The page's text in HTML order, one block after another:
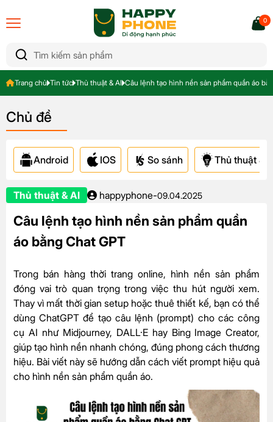
0
Trang chủ Tin tức Thủ thuật & AI Câu lệnh tạo hình nền sản phẩm quần áo
Chủ đề
Android IOS So sánh Thủ thuật &
Thủ thuật & AI happyphone-09.04.2025
Câu lệnh tạo hình nền sản phẩm quần
áo bằng Chat GPT
Trong bán hàng thời trang online, hình nền sản phẩm
đóng vai trò quan trọng trong việc thu hút người xem.
Thay vì mất thời gian setup hoặc thuê thiết kế, bạn có thể
dùng ChatGPT để tạo câu lệnh (prompt) cho các công
cụ AI như Midjourney, DALL·E hay Bing Image Creator,
giúp tạo hình nền nhanh chóng, đúng phong cách thương
hiệu. Bài viết này sẽ hướng dẫn cách viết prompt hiệu quả
cho hình nền sản phẩm quần áo.